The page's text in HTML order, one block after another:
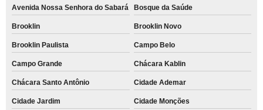
atacado de rótulo de shampoo personalizado Brooklin
atacado de rótulo garrafa personalizado Jardim Paulista
rótulo champagne personalizado Itaim Bibi
Avenida Nossa Senhora do Sabará Bosque da Saúde
Brooklin Brooklin Novo
Brooklin Paulista Campo Belo
Campo Grande Chácara Kablin
Chácara Santo Antônio Cidade Ademar
Cidade Jardim Cidade Monções